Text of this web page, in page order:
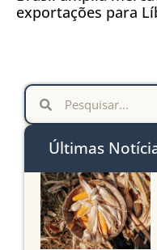
exportações para
Últimas